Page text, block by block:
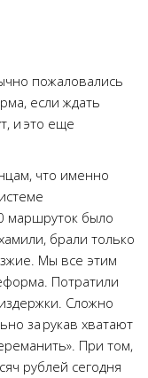
пожаловались
если ждать
и это еще
что именно
маршруток было
брали только
Мы все этим
Потратили
Сложно
за рукав хватают
При том,
рублей сегодня